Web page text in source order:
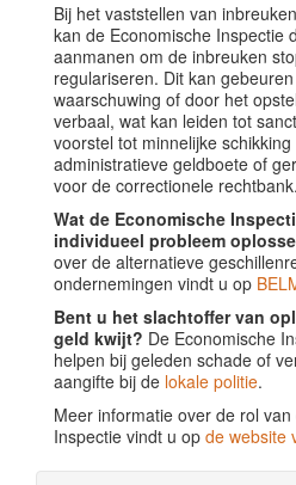
Bij het vaststellen van
kan de Economische Inspectie
aanmanen om de inbreuken
regulariseren. Dit kan
waarschuwing of door het
verbaal, wat kan leiden tot
voorstel tot minnelijke
administratieve geldboete of
voor de correctionele rechtbank.
Wat de Economische
individueel probleem
over de alternatieve
ondernemingen vindt u op
Bent u het slachtoffer van
geld kwijt? De Economische
helpen bij geleden schade of
aangifte bij de lokale politie.
Meer informatie over de rol
Inspectie vindt u op de website